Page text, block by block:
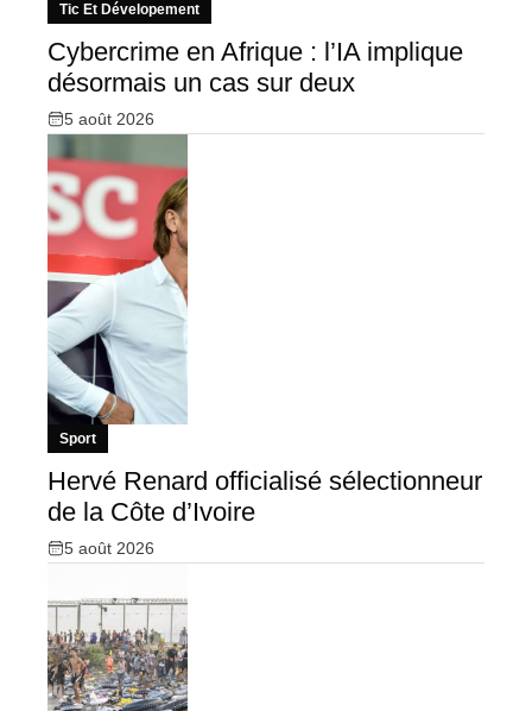
Tic Et Dévelopement
Cybercrime en Afrique : l’IA implique
désormais un cas sur deux
5 août 2026
Sport
Hervé Renard officialisé sélectionneur
de la Côte d’Ivoire
5 août 2026